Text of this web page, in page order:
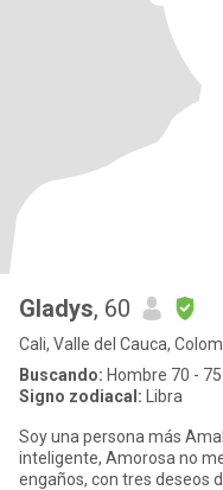
Gladys, 60
Cali, Valle del Cauca,
Buscando: Hombre 70 - 75
Signo zodiacal: Libra
Soy una persona más
inteligente, Amorosa no
engaños, con tres deseos de encontrar uno persona que no